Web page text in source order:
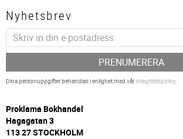
Nyhetsbrev
PRENUMERERA
Dina personuppgifter behandlas i enlighet med vårintegritetspolicy.
Proklama Bokhandel
Hagagatan 3
113 27 STOCKHOLM